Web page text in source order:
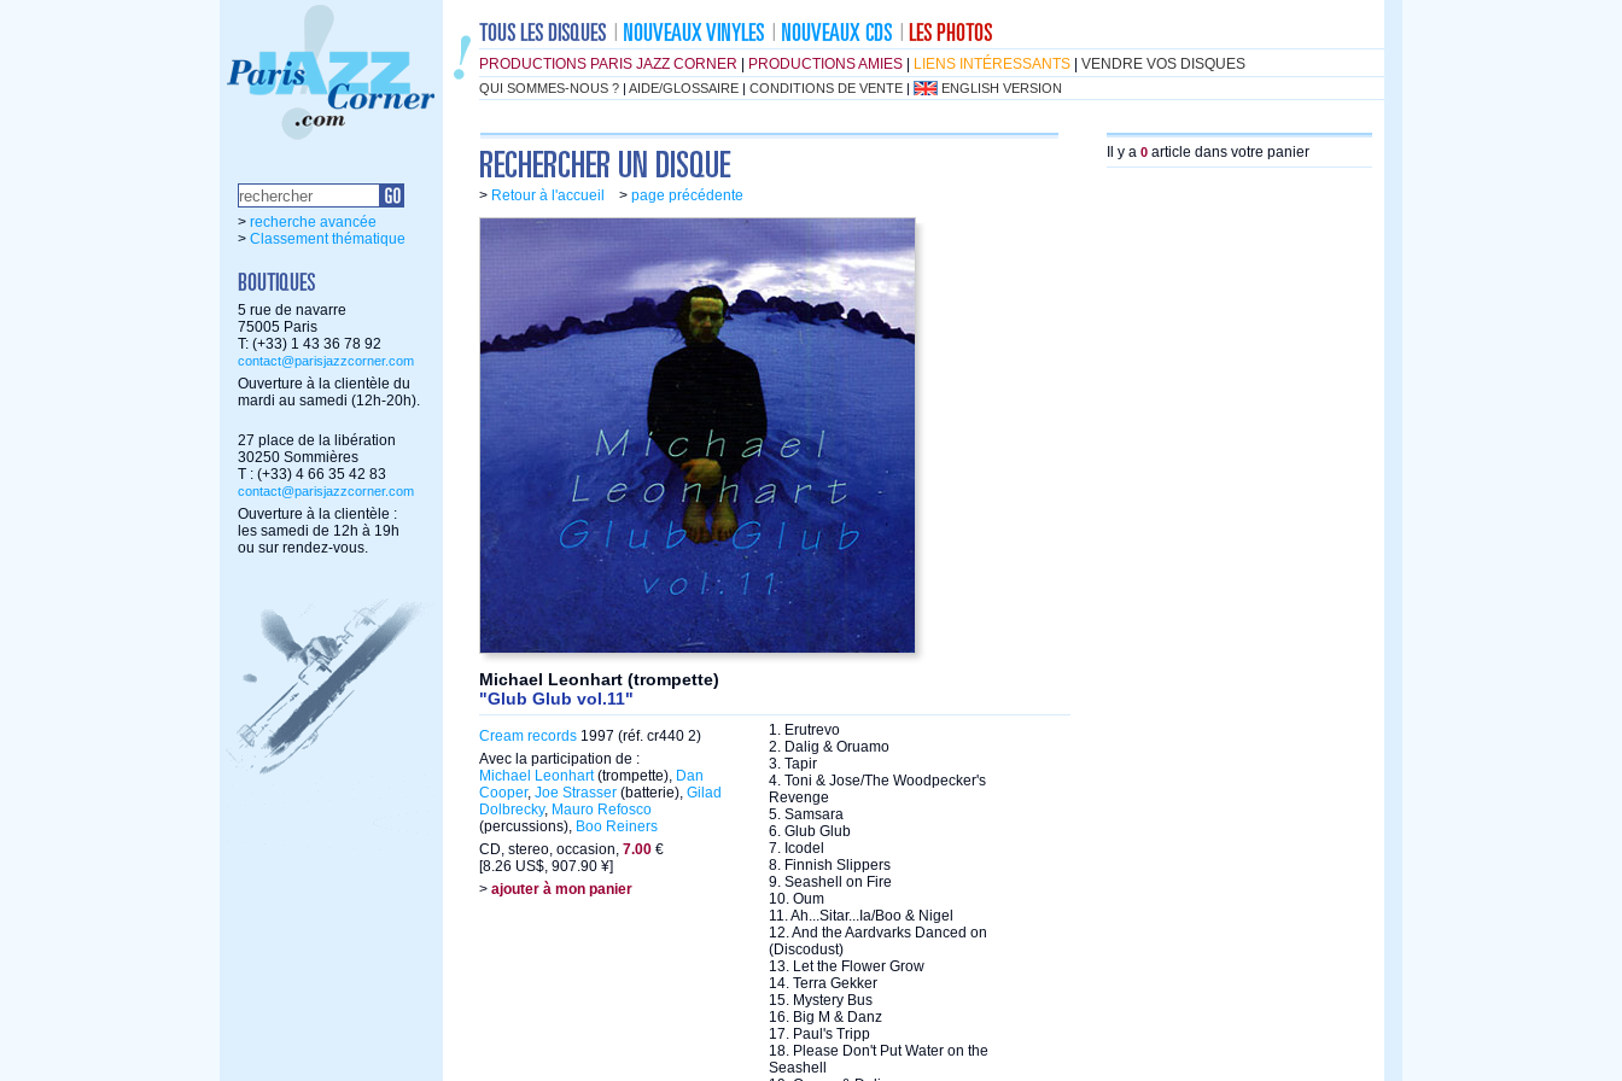
PRODUCTIONS PARIS JAZZ CORNER PRODUCTIONS AMIES LIENS INTÉRESSANTS VENDRE VOS DISQUES
QUI SOMMES-NOUS ? | AIDE/GLOSSAIRE | CONDITIONS DE VENTE | ENGLISH VERSION
> recherche avancée
> Classement thématique
5 rue de navarre
75005 Paris
T: (+33) 1 43 36 78 92
contact@parisjazzcorner.com
Ouverture à la clientèle du
mardi au samedi (12h-20h).
27 place de la libération
30250 Sommières
T : (+33) 4 66 35 42 83
contact@parisjazzcorner.com
Ouverture à la clientèle :
les samedi de 12h à 19h
ou sur rendez-vous.
> Retour à l'accueil > page précédente
Michael Leonhart (trompette)
"Glub Glub vol.11"
Cream records 1997 (réf. cr440 2)
Avec la participation de :
Michael Leonhart(trompette), Dan
Cooper, Joe Strasser (batterie), Gilad
Dolbrecky, Mauro Refosco
(percussions), Boo Reiners
CD, stereo, occasion, 7.00 €
[8.26 US$, 907.90 ¥]
> ajouter à mon panier
1. Erutrevo
2. Dalig & Oruamo
3. Tapir
4. Toni & Jose/The Woodpecker's
Revenge
5. Samsara
6. Glub Glub
7. Icodel
8. Finnish Slippers
9. Seashell on Fire
10. Oum
11. Ah...Sitar...Ia/Boo & Nigel
12. And the Aardvarks Danced on
(Discodust)
13. Let the Flower Grow
14. Terra Gekker
15. Mystery Bus
16. Big M & Danz
17. Paul's Tripp
18. Please Don't Put Water on the
Seashell
Il y a 0 article dans votre panier